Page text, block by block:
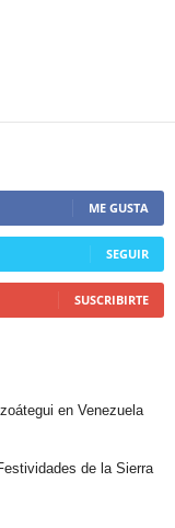
ME GUSTA
SEGUIR
SUSCRIBIRTE
en Venezuela
de la Sierra